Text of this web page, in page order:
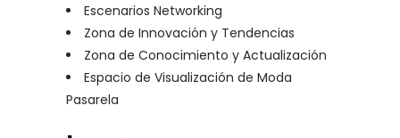
Escenarios Networking
Zona de Innovación y Tendencias
Zona de Conocimiento y Actualización
Espacio de Visualización de Moda
Pasarela